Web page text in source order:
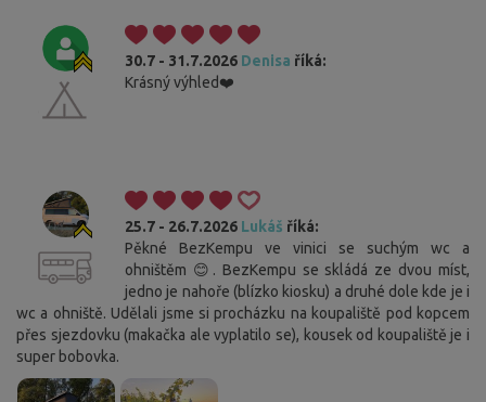
30.7 - 31.7.2026 Denisa říká:
Krásný výhled❤️
25.7 - 26.7.2026 Lukáš říká:
Pěkné BezKempu ve vinici se suchým wc a
ohništěm 😊. BezKempu se skládá ze dvou míst,
jedno je nahoře (blízko kiosku) a druhé dole kde je i
wc a ohniště. Udělali jsme si procházku na koupaliště pod kopcem
přes sjezdovku (makačka ale vyplatilo se), kousek od koupaliště je i
super bobovka.